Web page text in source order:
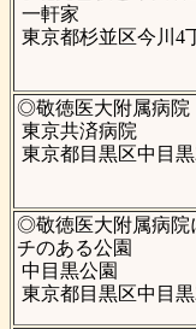
一軒家
東京都杉並区今川4
◎敬徳医大附属病院
東京共済病院
東京都目黒区中目黒
◎敬徳医大附属病院
チのある公園
中目黒公園
東京都目黒区中目黒